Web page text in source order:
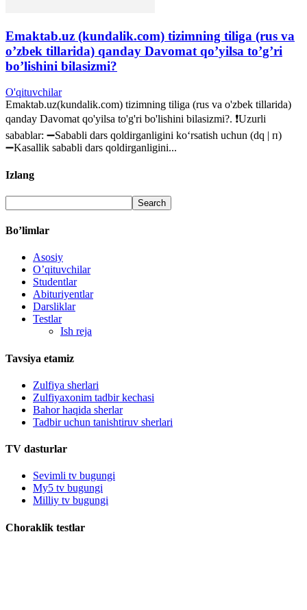
Emaktab.uz (kundalik.com) tizimning tiliga (rus va
o’zbek tillarida) qanday Davomat qo’yilsa to’g’ri
bo’lishini bilasizmi?
O'qituvchilar
Emaktab.uz(kundalik.com) tizimning tiliga (rus va o'zbek tillarida)
qanday Davomat qo'yilsa to'g'ri bo'lishini bilasizmi?. ❗️Uzurli
sabablar: ➖Sababli dars qoldirganligini ko‘rsatish uchun (dq | п)
➖Kasallik sababli dars qoldirganligini...
Izlang
Bo’limlar
Asosiy
O’qituvchilar
Studentlar
Abituriyentlar
Darsliklar
Testlar
Ish reja
Tavsiya etamiz
Zulfiya sherlari
Zulfiyaxonim tadbir kechasi
Bahor haqida sherlar
Tadbir uchun tanishtiruv sherlari
TV dasturlar
Sevimli tv bugungi
My5 tv bugungi
Milliy tv bugungi
Choraklik testlar